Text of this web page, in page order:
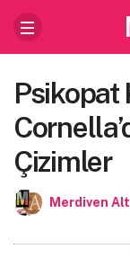
Psikopat
Çizimler
Merdiven